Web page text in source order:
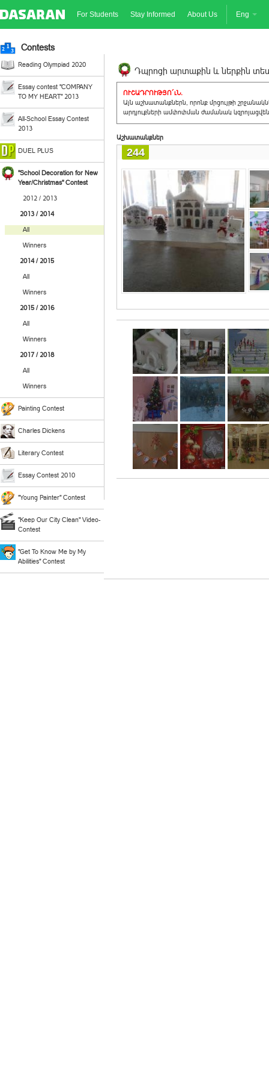
For Students Stay Informed About Us Eng
Contests
Reading Olympiad 2020
Essay contest "COMPANY
TO MY HEART" 2013
All-School Essay Contest
2013
DUEL PLUS
"School Decoration for New
Year/Christmas" Contest
2012 / 2013
2013 / 2014
All
Winners
2014 / 2015
All
Winners
2015 / 2016
All
Winners
2017 / 2018
All
Winners
Painting Contest
Charles Dickens
Literary Contest
Essay Contest 2010
"Young Painter" Contest
"Keep Our City Clean" Video-
Contest
"Get To Know Me by My
Abilities" Contest
Դպրոցի արտաքին և ներքին
ՈՒՇԱԴՐՈՒԹՅՈ´ւՆ.
Այն աշխատանքներն, որոնք մրցույթի
արդյուքների ամփոփման ժամանակ
Աշխատանքներ
244